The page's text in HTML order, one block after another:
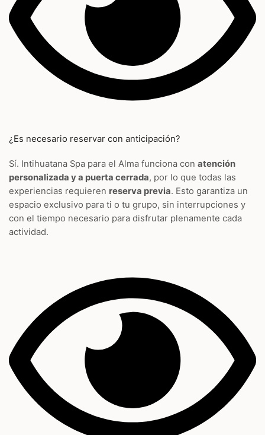
¿Es necesario reservar con anticipación?
Sí. Intihuatana Spa para el Alma funciona con atención
personalizada y a puerta cerrada, por lo que todas las
experiencias requieren reserva previa. Esto garantiza un
espacio exclusivo para ti o tu grupo, sin interrupciones y
con el tiempo necesario para disfrutar plenamente cada
actividad.